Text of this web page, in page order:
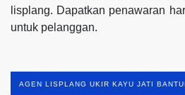
lisplang. Dapatkan penawaran
untuk pelanggan.
AGEN LISPLANG UKIR KAYU JATI BANTUL